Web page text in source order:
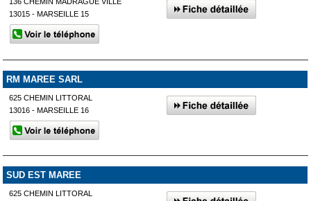
13015 - MARSEILLE 15
RM MAREE SARL
625 CHEMIN LITTORAL
13016 - MARSEILLE 16
SUD EST MAREE
625 CHEMIN LITTORAL